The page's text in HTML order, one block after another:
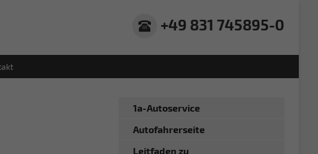
+49 831 745895-0
1a-Autoservice
Autofahrerseite
Leitfaden zu